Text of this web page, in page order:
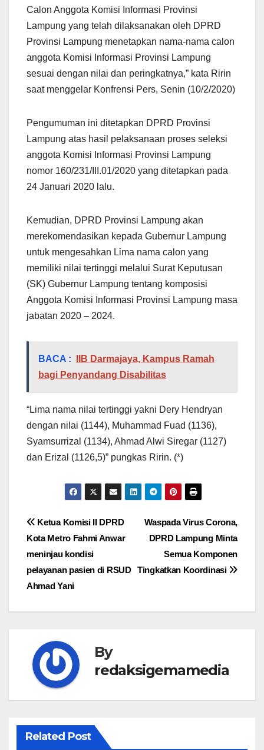
Calon Anggota Komisi Informasi Provinsi
Lampung yang telah dilaksanakan oleh DPRD
Provinsi Lampung menetapkan nama-nama calon
anggota Komisi Informasi Provinsi Lampung
sesuai dengan nilai dan peringkatnya,” kata Ririn
saat menggelar Konfrensi Pers, Senin (10/2/2020)
Pengumuman ini ditetapkan DPRD Provinsi
Lampung atas hasil pelaksanaan proses seleksi
anggota Komisi Informasi Provinsi Lampung
nomor 160/231/III.01/2020 yang ditetapkan pada
24 Januari 2020 lalu.
Kemudian, DPRD Provinsi Lampung akan
merekomendasikan kepada Gubernur Lampung
untuk mengesahkan Lima nama calon yang
memiliki nilai tertinggi melalui Surat Keputusan
(SK) Gubernur Lampung tentang komposisi
Anggota Komisi Informasi Provinsi Lampung masa
jabatan 2020 – 2024.
BACA :
IIB Darmajaya, Kampus Ramah
bagi Penyandang Disabilitas
“Lima nama nilai tertinggi yakni Dery Hendryan
dengan nilai (1144), Muhammad Fuad (1136),
Syamsurrizal (1134), Ahmad Alwi Siregar (1127)
dan Erizal (1126,5)” pungkas Ririn. (*)
Navigasi
pos
Waspada Virus Corona,
DPRD Lampung Minta
Semua Komponen
Tingkatkan Koordinasi
Ketua Komisi II DPRD
Kota Metro Fahmi Anwar
meninjau kondisi
pelayanan pasien di RSUD
Ahmad Yani
By
redaksigemamedia
Related Post